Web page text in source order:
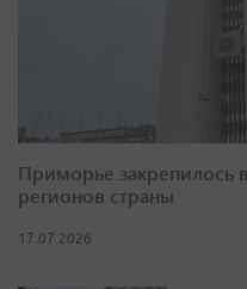
Приморье закрепилось
регионов страны
17.07.2026